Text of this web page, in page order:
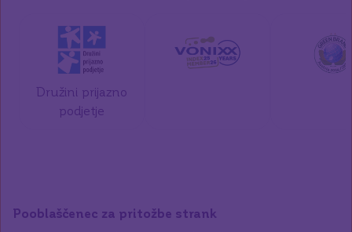
Družini prijazno
podjetje
Pooblaščenec za pritožbe strank